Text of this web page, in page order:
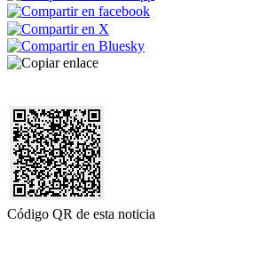
Código QR de esta noticia